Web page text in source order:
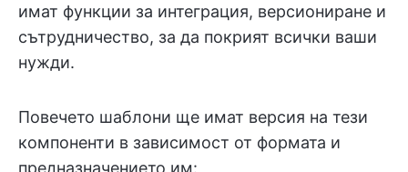
имат функции за интеграция, версиониране и
сътрудничество, за да покрият всички ваши
нужди.
Повечето шаблони ще имат версия на тези
компоненти в зависимост от формата и
предназначението им: